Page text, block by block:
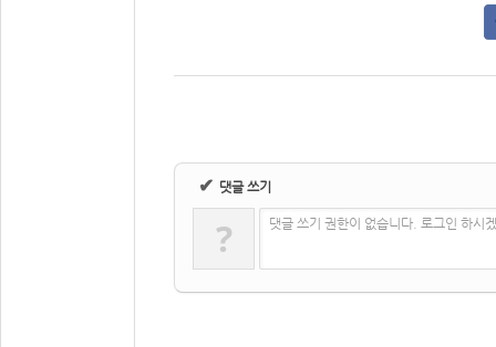
✔ 댓글 쓰기
? 댓글 쓰기 권한이 없습니다. 로그인 하시